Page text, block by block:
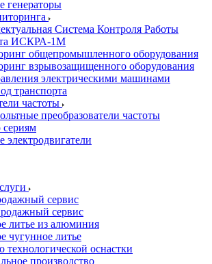
генераторы
Система Контроля Работы
ИСКРА-1М
общепромышленного оборудования
взрывозащищенного оборудования
электрическими машинами
транспорта
частоты
преобразователи частоты
сервис
сервис
литье из алюминия
чугунное литье
технологической оснастки
производство